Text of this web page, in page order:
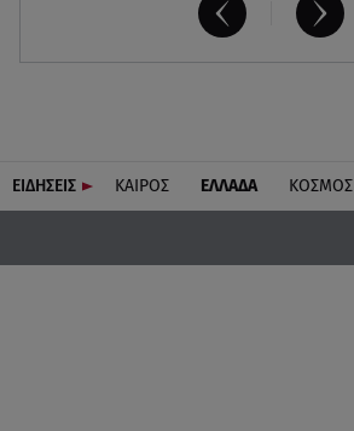
ΕΙΔΗΣΕΙΣ ΚΑΙΡΟΣ ΕΛΛΑΔΑ ΚΟΣΜΟΣ